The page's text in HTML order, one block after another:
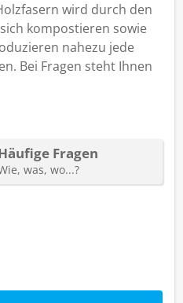
wird durch den
kompostieren sowie
nahezu jede
Bei Fragen steht Ihnen